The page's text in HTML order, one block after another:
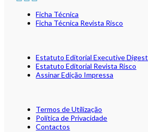
Ficha Técnica
Ficha Técnica Revista Risco
Estatuto Editorial Executive Digest
Estatuto Editorial Revista Risco
Assinar Edição Impressa
Termos de Utilização
Política de Privacidade
Contactos